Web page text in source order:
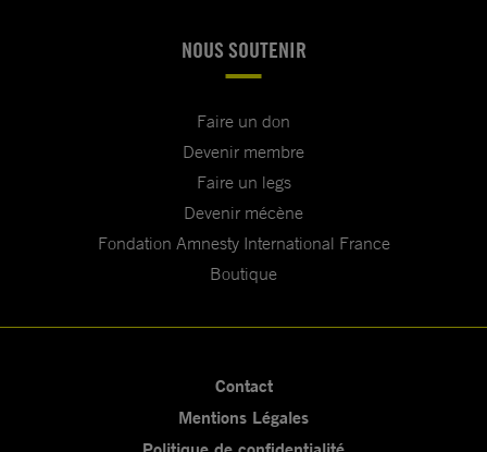
NOUS SOUTENIR
Faire un don
Devenir membre
Faire un legs
Devenir mécène
Fondation Amnesty International France
Boutique
Contact
Mentions Légales